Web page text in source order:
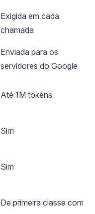
Exigida em cada
chamada
Enviada para os
servidores do Google
Até 1M tokens
Sim
Sim
De primeira classe com